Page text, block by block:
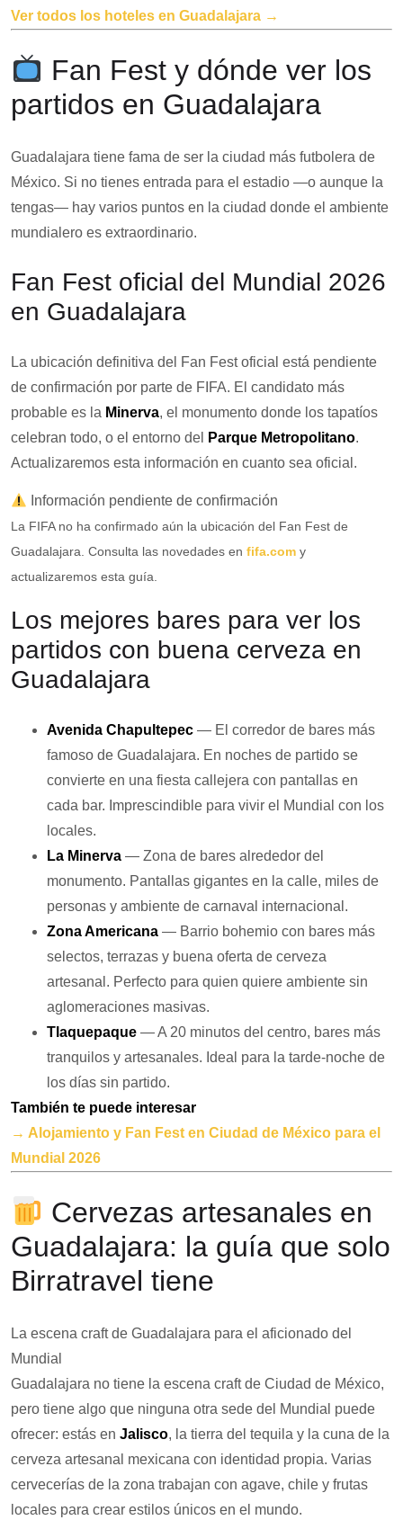
Ver todos los hoteles en Guadalajara →
Fan Fest y dónde ver los
partidos en Guadalajara
Guadalajara tiene fama de ser la ciudad más futbolera de
México. Si no tienes entrada para el estadio —o aunque la
tengas— hay varios puntos en la ciudad donde el ambiente
mundialero es extraordinario.
Fan Fest oficial del Mundial 2026
en Guadalajara
La ubicación definitiva del Fan Fest oficial está pendiente
de confirmación por parte de FIFA. El candidato más
probable es la Minerva, el monumento donde los tapatíos
celebran todo, o el entorno del
Parque Metropolitano.
Actualizaremos esta información en cuanto sea oficial.
Información pendiente de confirmación
La FIFA no ha confirmado aún la ubicación del Fan Fest de
Guadalajara. Consulta las novedades en fifa.com y
actualizaremos esta guía.
Los mejores bares para ver los
partidos con buena cerveza en
Guadalajara
Avenida Chapultepec — El corredor de bares más
famoso de Guadalajara. En noches de partido se
convierte en una fiesta callejera con pantallas en
cada bar. Imprescindible para vivir el Mundial con los
locales.
La Minerva — Zona de bares alrededor del
monumento. Pantallas gigantes en la calle, miles de
personas y ambiente de carnaval internacional.
Zona Americana — Barrio bohemio con bares más
selectos, terrazas y buena oferta de cerveza
artesanal. Perfecto para quien quiere ambiente sin
aglomeraciones masivas.
Tlaquepaque — A 20 minutos del centro, bares más
tranquilos y artesanales. Ideal para la tarde-noche de
los días sin partido.
También te puede interesar
→ Alojamiento y Fan Fest en Ciudad de México para el
Mundial 2026
Cervezas artesanales en
Guadalajara: la guía que solo
Birratravel tiene
La escena craft de Guadalajara para el aficionado del
Mundial
Guadalajara no tiene la escena craft de Ciudad de México,
pero tiene algo que ninguna otra sede del Mundial puede
ofrecer: estás en Jalisco, la tierra del tequila y la cuna de la
cerveza artesanal mexicana con identidad propia. Varias
cervecerías de la zona trabajan con agave, chile y frutas
locales para crear estilos únicos en el mundo.